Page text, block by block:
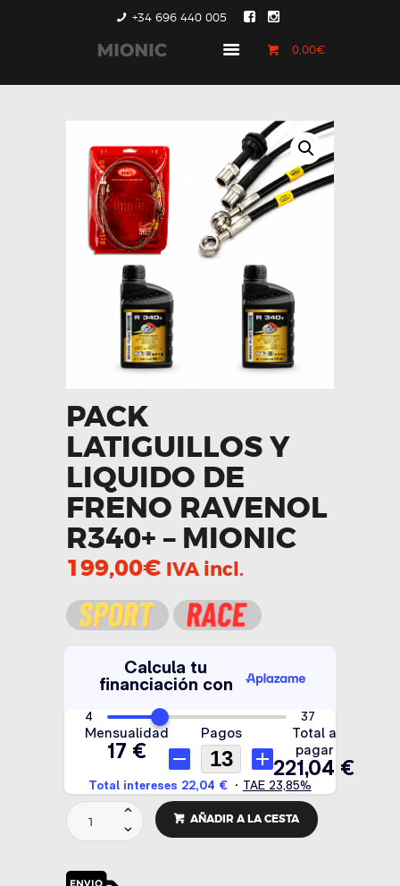
+34 696 440 005
0,00€
GENERACIÓN 1
GENERACIÓN 3
COUNTRYMAN &
PACEMAN
CONTACTO
PACK
LATIGUILLOS Y
LIQUIDO DE
FRENO RAVENOL
R340+ – MIONIC
199,00€ IVA incl.
Pack
latiguillos
de
AÑADIR A LA CESTA